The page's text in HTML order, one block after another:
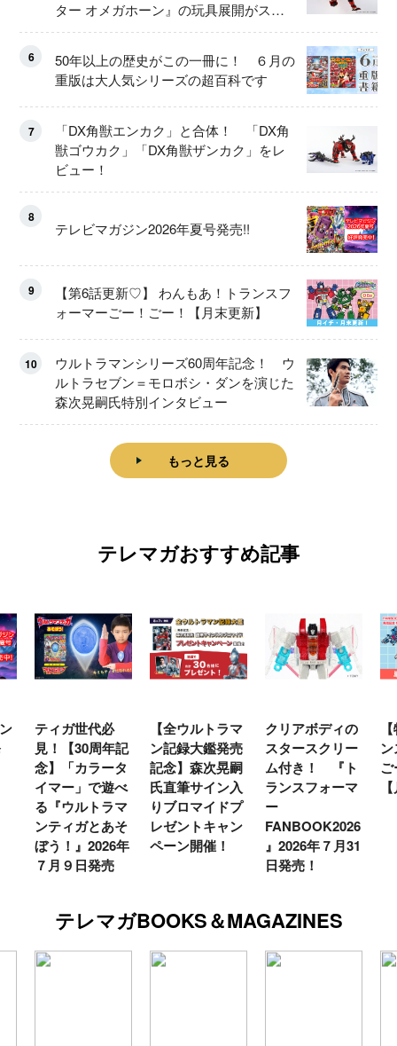
ター オメガホーン』の玩具展開がスタ
ート！
6
50年以上の歴史がこの一冊に！ ６月の
重版は大人気シリーズの超百科です
7
「DX角獣エンカク」と合体！ 「DX角
獣ゴウカク」「DX角獣ザンカク」をレ
ビュー！
8
テレビマガジン2026年夏号発売!!
9
【第6話更新♡】 わんもあ！トランスフ
ォーマーごー！ごー！【月末更新】
10
ウルトラマンシリーズ60周年記念！ ウ
ルトラセブン＝モロボシ・ダンを演じた
森次晃嗣氏特別インタビュー
もっと見る
テレマガおすすめ記事
ティガ世代必
見！【30周年記
念】「カラータ
イマー」で遊べ
る『ウルトラマ
ンティガとあそ
ぼう！』2026年
７月９日発売
【全ウルトラマ
ン記録大鑑発売
記念】森次晃嗣
氏直筆サイン入
りブロマイドプ
レゼントキャン
ペーン開催！
クリアボディの
スタースクリー
ム付き！ 『ト
ランスフォーマ
ー
FANBOOK2026
』2026年７月31
日発売！
テレマガBOOKS＆MAGAZINES